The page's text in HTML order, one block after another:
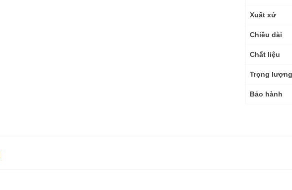
Xuất xứ
Chiều dài
Chất liệu
Trọng lượng
Bảo hành